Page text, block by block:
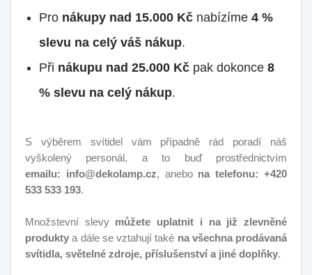
Pro nákupy nad 15.000 Kč nabízíme 4 %
slevu na celý váš nákup.
Při nákupu nad 25.000 Kč pak dokonce 8
% slevu na celý nákup.
S výběrem svítidel vám případně rád poradí náš
vyškolený personál, a to buď prostřednictvím
emailu: info@dekolamp.cz, anebo na telefonu: +420
533 533 193.
Množstevní slevy můžete uplatnit i na již zlevněné
produkty a dále se vztahují také na všechna prodávaná
svítidla, světelné zdroje, příslušenství a jiné doplňky.